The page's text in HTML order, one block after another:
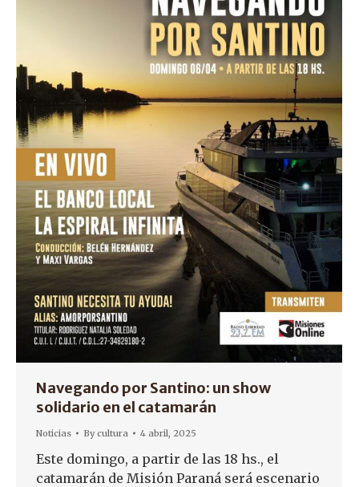
Navegando por Santino: un show
solidario en el catamarán
Noticias Bycultura 4 abril, 2025
Este domingo, a partir de las 18 hs., el
catamarán de Misión Paraná será escenario